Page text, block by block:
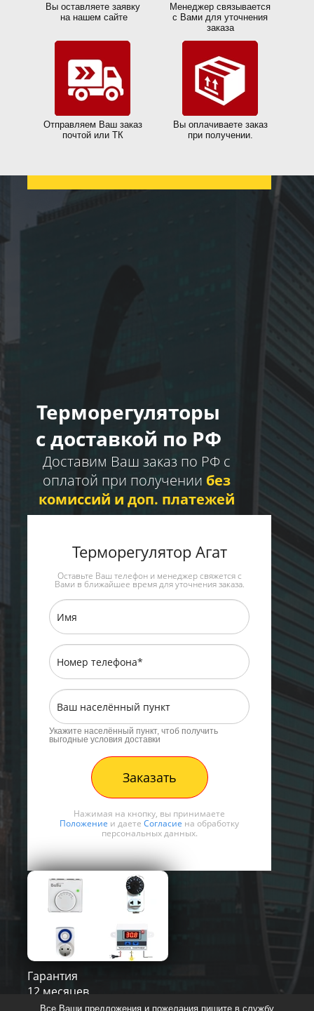
Вы оставляете заявку
на нашем сайте
Менеджер связывается
с Вами для уточнения
заказа
Отправляем Ваш заказ
почтой или ТК
Вы оплачиваете заказ
при получении.
Терморегуляторы
с доставкой по РФ
Доставим Ваш заказ по РФ с
оплатой при получении без
комиссий и доп. платежей
Терморегулятор Агат
Оставьте Ваш телефон и менеджер свяжется с
Вами в ближайшее время для уточнения заказа.
Укажите населённый пункт, чтоб получить
выгодные условия доставки
Заказать
Нажимая на кнопку, вы принимаете
Положение и даете Согласие на обработку
персональных данных.
Гарантия
12 месяцев
Все Ваши предложения и пожелания пишите в службу